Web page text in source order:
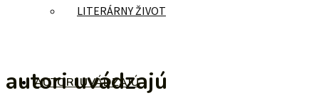
LITERÁRNY ŽIVOT
AUTORI UVÁDZAJÚ
autori uvádzajú